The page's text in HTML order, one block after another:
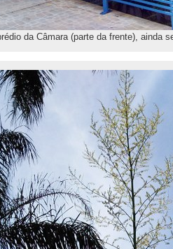
da Câmara (parte da frente), ainda